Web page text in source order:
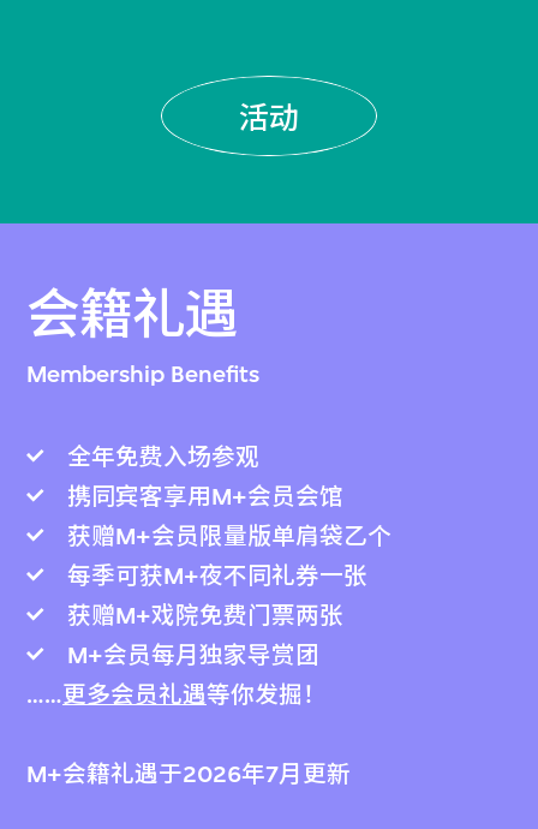
活动
会籍礼遇
Membership Benefits
全年免费入场参观
携同宾客享用M+会员会馆
获赠M+会员限量版单肩袋乙个
每季可获M+夜不同礼券一张
获赠M+戏院免费门票两张
M+会员每月独家导赏团
……更多会员礼遇等你发掘！
M+会籍礼遇于2026年7月更新